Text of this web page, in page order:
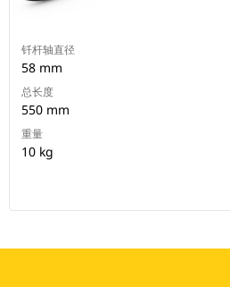
钎杆轴直径
58 mm
总长度
550 mm
重量
10 kg